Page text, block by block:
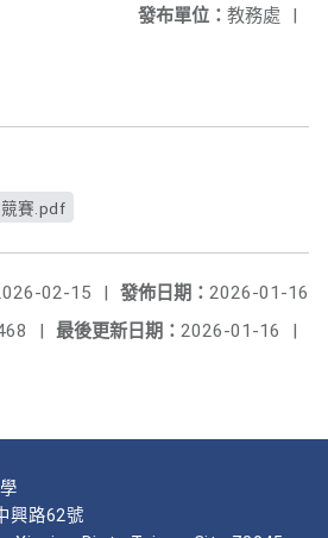
發布單位： 教務處 |
賽.pdf
發佈日期： 2026-01-16
02-15
|
最後更新日期： 2026-01-16 |
|
興路62號